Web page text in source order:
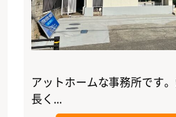
アットホームな事務所です
長く...